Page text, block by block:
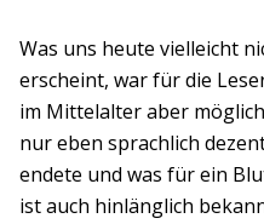
Was uns heute vielleicht
erscheint, war für die
im Mittelalter aber
nur eben sprachlich
endete und was für ein
ist auch hinlänglich